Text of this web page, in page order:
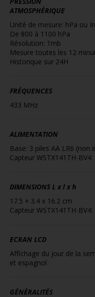
ATMOSPHÉRIQUE
Unité de mesure: hPa ou
De 800 à 1100 hPa
Résolution: 1mb
Mesure toutes les 12
Historique sur 24H
FRÉQUENCES
433 MHz
ALIMENTATION
Base: 3 piles AA LR6 (non
Capteur WSTX141TH-
DIMENSIONS L x l x h
17.5 × 3.4 x 16.2 cm
Capteur WSTX141TH-
ECRAN LCD
Affichage du jour de la
et espagnol
GÉNÉRALITÉS